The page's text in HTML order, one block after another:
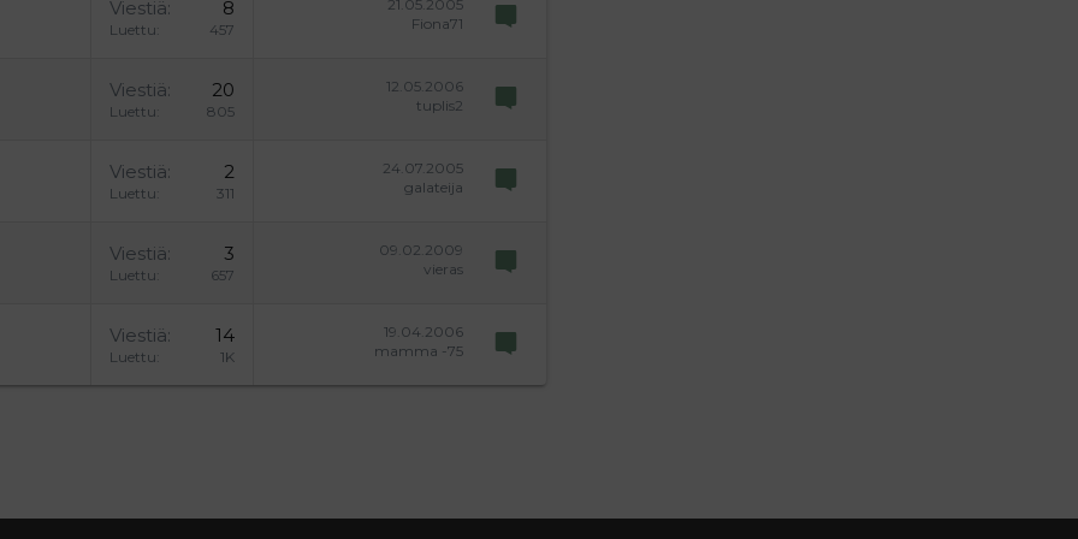
Viestiä 8
Luettu 457
21.05.2005
Fiona71
Viestiä 20
Luettu 805
12.05.2006
tuplis2
Viestiä 2
Luettu 311
24.07.2005
galateija
Viestiä 3
Luettu 657
09.02.2009
vieras
Viestiä 14
Luettu 1K
19.04.2006
mamma -75